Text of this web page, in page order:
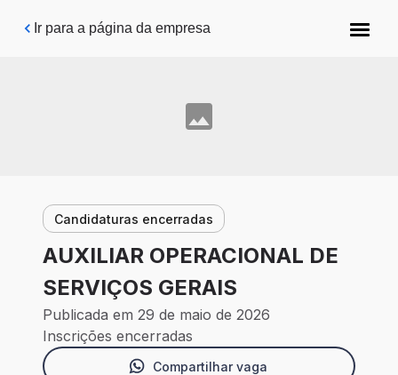
Pular para o conteúdo principal
Ir para a página da empresa
Candidaturas encerradas
AUXILIAR OPERACIONAL DE
SERVIÇOS GERAIS
Publicada em 29 de maio de 2026
Inscrições encerradas
Compartilhar vaga